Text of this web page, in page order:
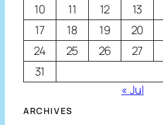
10
11 12 13
17
18 19 20
24
25 26 27
31
« Jul
ARCHIVES